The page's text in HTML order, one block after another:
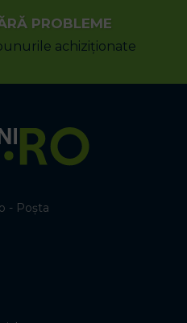
PROBLEME
achiziționate
- Poșta